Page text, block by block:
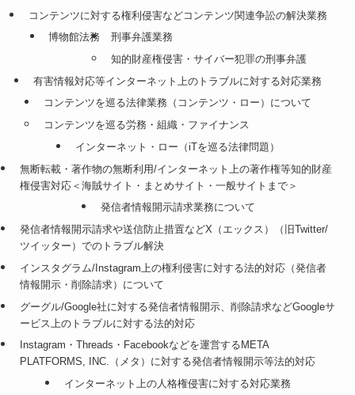
コンテンツに対する権利侵害などコンテンツ関連争訟の解決業務
博物館法務
刑事弁護業務
知的財産権侵害・サイバー犯罪の刑事弁護
有害情報対応等インターネット上のトラブルに対する対応業務
コンテンツを巡る法律業務（コンテンツ・ロー）について
コンテンツを巡る労務・組織・ファイナンス
インターネット・ロー（iTを巡る法律問題）
無断転載・著作物の無断利用/インターネット上の著作権等知的財産
権侵害対応＜海賊サイト・まとめサイト・一般サイトまで＞
発信者情報開示請求業務について
発信者情報開示請求や送信防止措置などX（エックス）（旧Twitter/
ツイッター）でのトラブル解決
インスタグラム/Instagram上の権利侵害に対する法的対応（発信者
情報開示・削除請求）について
グーグル/Google社に対する発信者情報開示、削除請求などGoogleサ
ービス上のトラブルに対する法的対応
Instagram・Threads・Facebookなどを運営するMETA
PLATFORMS, INC.（メタ）に対する発信者情報開示等法的対応
インターネット上の人格権侵害に対する対応業務